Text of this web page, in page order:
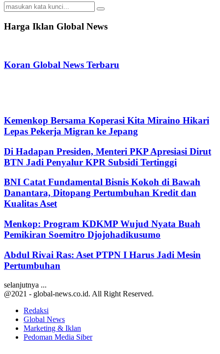
Search
for:
Search
Harga Iklan Global News
Koran Global News Terbaru
Kemenkop Bersama Koperasi Kita Miraino Hikari
Lepas Pekerja Migran ke Jepang
Di Hadapan Presiden, Menteri PKP Apresiasi Dirut
BTN Jadi Penyalur KPR Subsidi Tertinggi
BNI Catat Fundamental Bisnis Kokoh di Bawah
Danantara, Ditopang Pertumbuhan Kredit dan
Kualitas Aset
Menkop: Program KDKMP Wujud Nyata Buah
Pemikiran Soemitro Djojohadikusumo
Abdul Rivai Ras: Aset PTPN I Harus Jadi Mesin
Pertumbuhan
selanjutnya ...
@2021 - global-news.co.id. All Right Reserved.
Redaksi
Global News
Marketing & Iklan
Pedoman Media Siber